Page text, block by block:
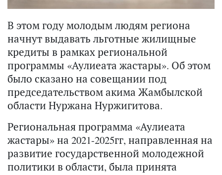
В этом году молодым людям региона
начнут выдавать льготные жилищные
кредиты в рамках региональной
программы «Аулиеата жастары». Об этом
было сказано на совещании под
председательством акима Жамбылской
области Нуржана Нуржигитова.
Региональная программа «Аулиеата
жастары» на 2021-2025гг, направленная на
развитие государственной молодежной
политики в области, была принята